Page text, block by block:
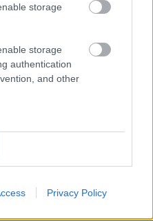
storage
storage
authentication
and other
Privacy Policy